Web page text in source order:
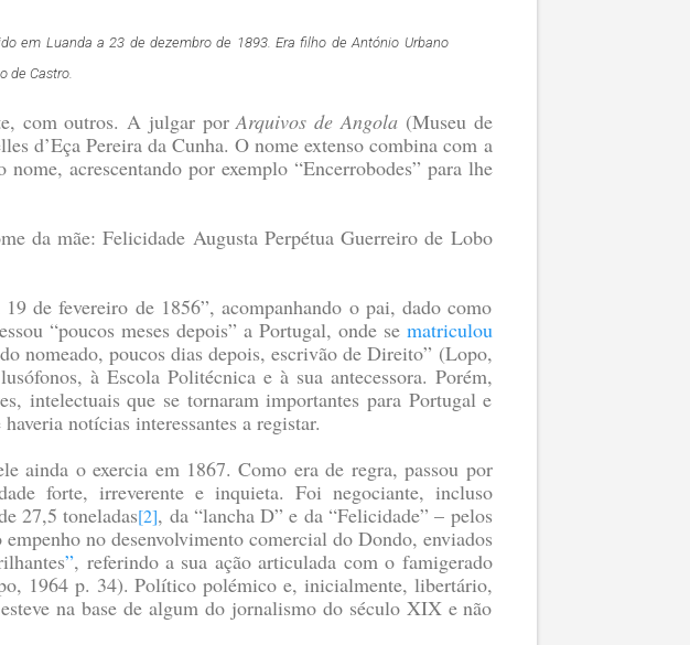
em Luanda a 23 de dezembro de 1893. Era filho de António Urbano
de Castro.
com outros. A julgar porArquivos de Angola (Museu de
d’Eça Pereira da Cunha. O nome extenso combina com a
acrescentando por exemplo “Encerrobodes” para lhe
da mãe: Felicidade Augusta Perpétua Guerreiro de Lobo
de fevereiro de 1856”, acompanhando o pai, dado como
“poucos meses depois” a Portugal, onde se matriculou
nomeado, poucos dias depois, escrivão de Direito” (Lopo,
à Escola Politécnica e à sua antecessora. Porém,
intelectuais que se tornaram importantes para Portugal e
notícias interessantes a registar.
ainda o exercia em 1867. Como era de regra, passou por
forte, irreverente e inquieta. Foi negociante, incluso
27,5 toneladas[2], da “lancha D” e da “Felicidade” – pelos
no desenvolvimento comercial do Dondo, enviados
”, referindo a sua ação articulada com o famigerado
1964 p. 34). Político polémico e, inicialmente, libertário,
na base de algum do jornalismo do século XIX e não